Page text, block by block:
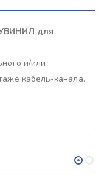
для
и/или
кабель-канала.